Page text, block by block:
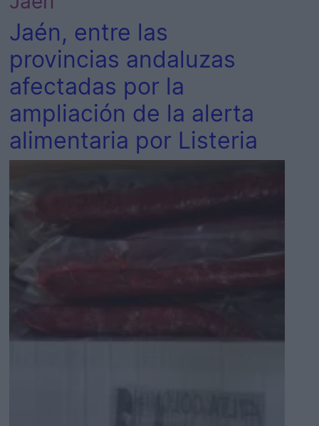
Jaén, entre las
provincias andaluzas
afectadas por la
ampliación de la alerta
alimentaria por Listeria